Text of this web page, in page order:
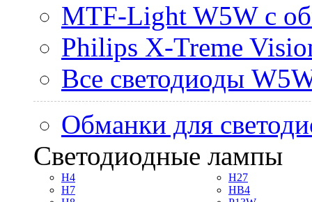
MTF-Light W5W с
Philips X-Treme
Все светодиоды
Обманки для
Светодиодные лампы
H4
H7
H27
HB4